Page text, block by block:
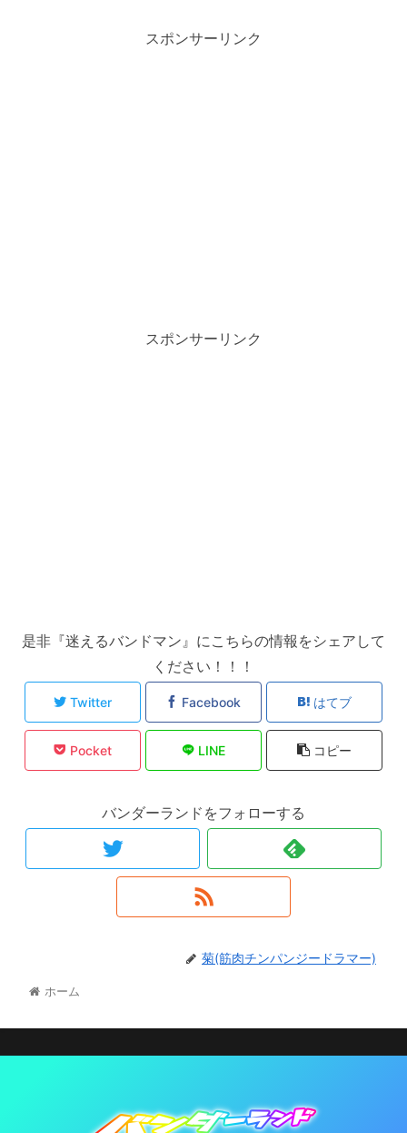
スポンサーリンク
スポンサーリンク
是非『迷えるバンドマン』にこちらの情報をシェアして
ください！！！
Twitter Facebook はてブ
Pocket LINE コピー
バンダーランドをフォローする
菊(筋肉チンパンジードラマー)
ホーム